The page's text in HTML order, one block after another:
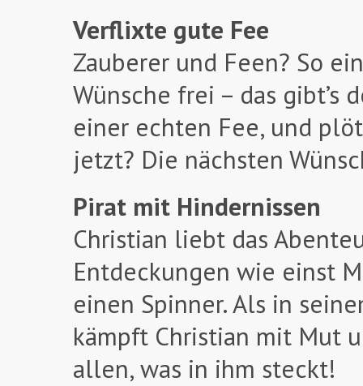
Verflixte gute Fee
Zauberer und Feen? So
Wünsche frei – das gibt’s
einer echten Fee, und
jetzt? Die nächsten
Pirat mit Hindernissen
Christian liebt das
Entdeckungen wie einst
einen Spinner. Als in
kämpft Christian mit Mut
allen, was in ihm steckt!